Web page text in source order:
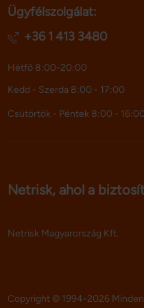
adatokkal, amelyeket Ön
Ön által használt más
Ügyfélszolgálat:
+36 1 413 3480
Hétfő 8:00-20:00
Kedd - Szerda 8:00 - 17:00
Csütörtök - Péntek 8:00 - 16:00
Netrisk, ahol a
Netrisk Magyarország Kft.
Copyright © 1994-2026